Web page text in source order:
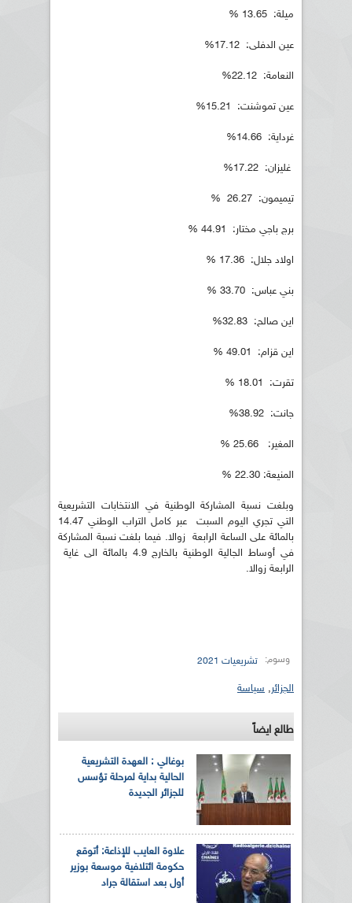
ميلة: 13.65 %
عين الدفلى: 17.12%
النعامة: 22.12%
عين تموشنت: 15.21%
غرداية: 14.66%
غليزان: 17.22%
تيميمون: 26.27 %
برج باجي مختار: 44.91 %
اولاد جلال: 17.36 %
بني عباس: 33.70 %
اين صالح: 32.83%
اين قزام: 49.01 %
تقرت: 18.01 %
جانت: 38.92%
المغير: 25.66 %
المنيعة: 22.30 %
وبلغت نسبة المشاركة الوطنية في الانتخابات التشريعية
التي تجري اليوم السبت عبر كامل التراب الوطني 14.47
بالمائة على الساعة الرابعة زوالا. فيما بلغت نسبة المشاركة
في أوساط الجالية الوطنية بالخارج 4.9 بالمائة الى غاية
الرابعة زوالا.
وسوم: تشريعيات 2021
الجزائر, سياسة
طالع ايضاً
بوغالي : العهدة التشريعية
الحالية بداية لمرحلة تؤسس
للجزائر الجديدة
علاوة العايب للإذاعة: أتوقع
حكومة ائتلافية موسعة بوزير
أول بعد استقالة جراد